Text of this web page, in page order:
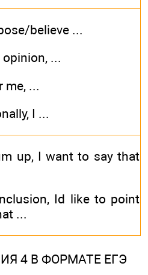
believe ...
opinion, ...
me, ...
I ...
up, I want to say that
Id like to point
...
4 В ФОРМАТЕ ЕГЭ